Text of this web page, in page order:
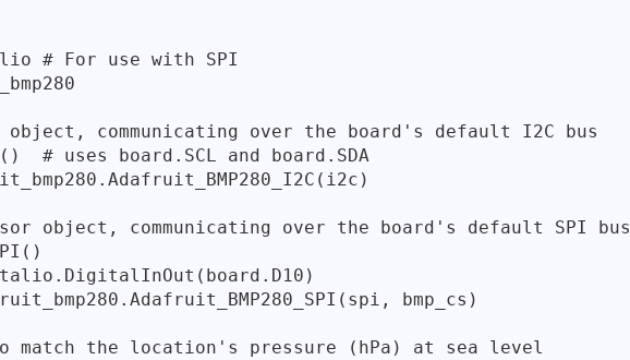
# For use with SPI
object, communicating over the board's default I2C bus
# uses board.SCL and board.SDA
object, communicating over the board's default SPI bus
bmp_cs)
match the location's pressure (hPa) at sea level